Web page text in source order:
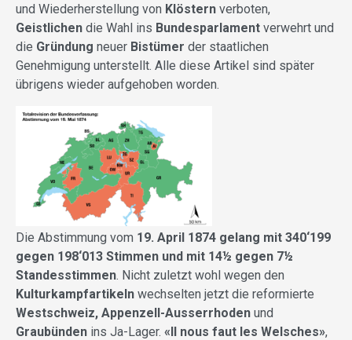
und Wiederherstellung von Klöstern verboten,
Geistlichen die Wahl ins Bundesparlament verwehrt und
die Gründung neuer Bistümer der staatlichen
Genehmigung unterstellt. Alle diese Artikel sind später
übrigens wieder aufgehoben worden.
Die Abstimmung vom 19. April 1874 gelang mit 340‘199
gegen 198‘013 Stimmen und mit 14½ gegen 7½
Standesstimmen. Nicht zuletzt wohl wegen den
Kulturkampfartikeln wechselten jetzt die reformierte
Westschweiz, Appenzell-Ausserrhoden und
Graubünden ins Ja-Lager. «Il nous faut les Welsches»,